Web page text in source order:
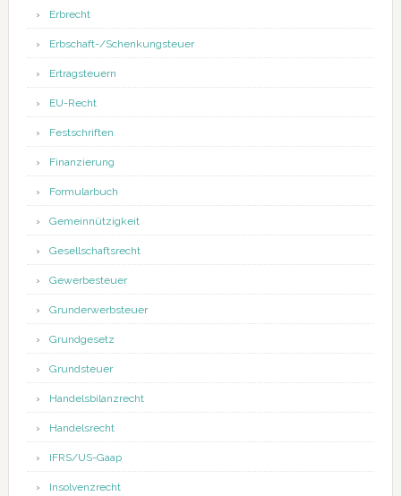
Erbrecht
Erbschaft-/Schenkungsteuer
Ertragsteuern
EU-Recht
Festschriften
Finanzierung
Formularbuch
Gemeinnützigkeit
Gesellschaftsrecht
Gewerbesteuer
Grunderwerbsteuer
Grundgesetz
Grundsteuer
Handelsbilanzrecht
Handelsrecht
IFRS/US-Gaap
Insolvenzrecht